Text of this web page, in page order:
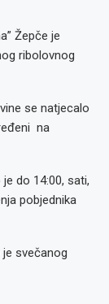
Žepče je
ribolovnog
se natjecalo
na
do 14:00, sati,
pobjednika
svečanog